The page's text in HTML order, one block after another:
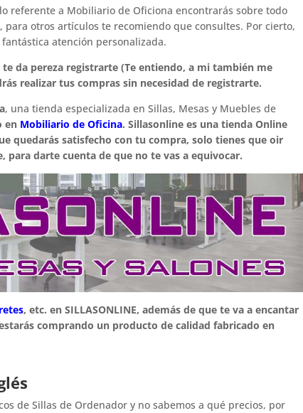
referente a Mobiliario de Oficiona encontrarás sobre todo
otros artículos te recomiendo que consultes. Por cierto,
atención personalizada.
da pereza registrarte (Te entiendo, a mi también me
realizar tus compras sin necesidad de registrarte.
, una tienda especializada en Sillas, Mesas y Muebles de
en Mobiliario de Oficina. Sillasonline es una tienda Online
quedarás satisfecho con tu compra, solo tienes que oir
para darte cuenta de que no te vas a equivocar.
, etc. en SILLASONLINE, además de que te va a encantar
comprando un producto de calidad fabricado en
de Sillas de Ordenador y no sabemos a qué precios, por